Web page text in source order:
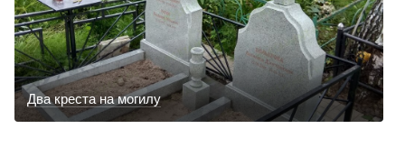
Два креста на могилу